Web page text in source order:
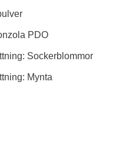
PDO
Sockerblommor
Mynta